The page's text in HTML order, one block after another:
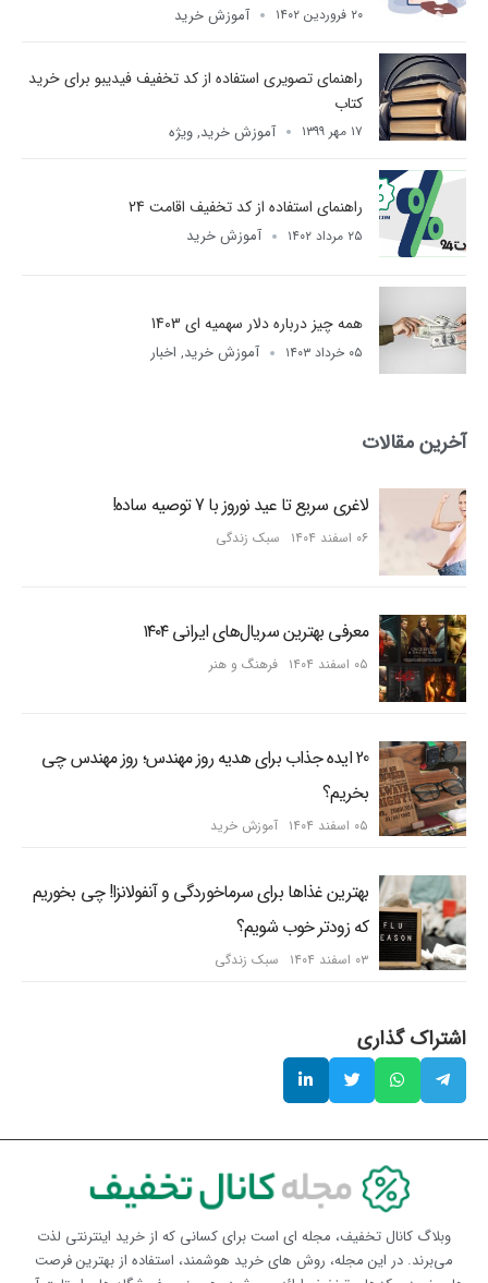
۲۰ فروردین ۱۴۰۲ آموزش خرید
راهنمای تصویری استفاده از کد تخفیف فیدیبو برای خرید
کتاب
۱۷ مهر ۱۳۹۹ آموزش خرید, ویژه
راهنمای استفاده از کد تخفیف اقامت 24
۲۵ مرداد ۱۴۰۲ آموزش خرید
همه چیز درباره دلار سهمیه ای 1403
۰۵ خرداد ۱۴۰۳ آموزش خرید, اخبار
آخرین مقالات
لاغری سریع تا عید نوروز با 7 توصیه ساده!
۰۶ اسفند ۱۴۰۴ سبک زندگی
معرفی بهترین سریال‌های ایرانی ۱۴۰۴
۰۵ اسفند ۱۴۰۴ فرهنگ و هنر
20 ایده جذاب برای هدیه روز مهندس؛ روز مهندس چی
بخریم؟
۰۵ اسفند ۱۴۰۴ آموزش خرید
بهترین غذاها برای سرماخوردگی و آنفولانزا! چی بخوریم
که زودتر خوب شویم؟
۰۳ اسفند ۱۴۰۴ سبک زندگی
اشتراک گذاری
وبلاگ کانال تخفیف، مجله ای است برای کسانی که از خرید اینترنتی لذت
می‌برند. در این مجله، روش های خرید هوشمند، استفاده از بهترین فرصت